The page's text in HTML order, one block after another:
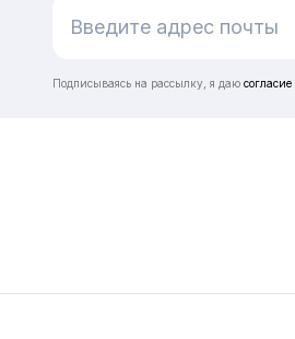
Подписываясь на рассылку, я даю согласие